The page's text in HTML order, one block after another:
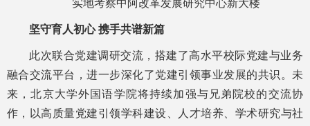
实地考察中阿改革发展研究中心新大楼
坚守育人初心 携手共谱新篇
此次联合党建调研交流，搭建了高水平校际党建与业务
融合交流平台，进一步深化了党建引领事业发展的共识。未
来，北京大学外国语学院将持续加强与兄弟院校的交流协
作，以高质量党建引领学科建设、人才培养、学术研究与社